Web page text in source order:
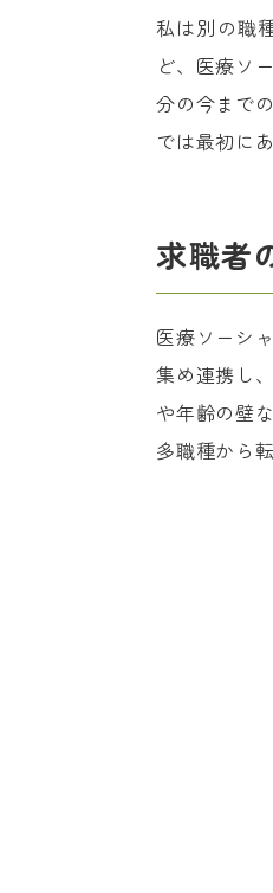
私は別の職
ど、医療ソ
分の今まで
では最初に
求職者
医療ソーシ
集め連携し
や年齢の壁
多職種から